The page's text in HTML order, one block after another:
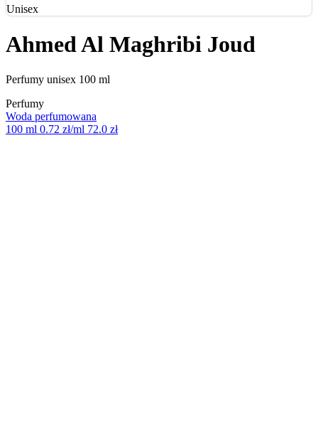
Unisex
Ahmed Al Maghribi Joud
Perfumy unisex 100 ml
Perfumy
Woda perfumowana
100 ml 0.72 zł/ml 72.0 zł